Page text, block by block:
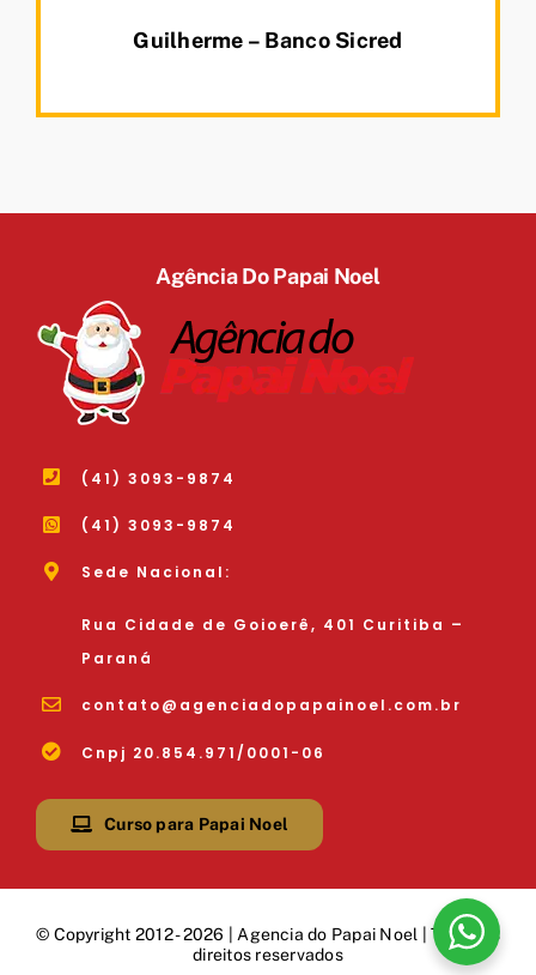
Guilherme – Banco Sicred
Agência Do Papai Noel
(41) 3093-9874
(41) 3093-9874
Sede Nacional:
Rua Cidade de Goioerê, 401 Curitiba –
Paraná
contato@agenciadopapainoel.com.br
Cnpj 20.854.971/0001-06
Curso para Papai Noel
© Copyright 2012 - 2026 | Agencia do Papai Noel | Todos os
direitos reservados